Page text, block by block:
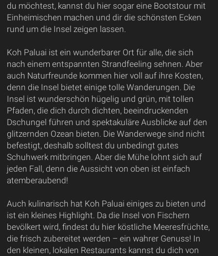
du möchtest, kannst du hier sogar eine Bootstour mit
Einheimischen machen und dir die schönsten Ecken
rund um die Insel zeigen lassen.
Koh Paluai ist ein wunderbarer Ort für alle, die sich
nach einem entspannten Strandfeeling sehnen. Aber
auch Naturfreunde kommen hier voll auf ihre Kosten,
denn die Insel bietet einige tolle Wanderungen. Die
Insel ist wunderschön hügelig und grün, mit tollen
Pfaden, die dich durch dichten, beeindruckenden
Dschungel führen und spektakuläre Ausblicke auf den
glitzernden Ozean bieten. Die Wanderwege sind nicht
befestigt, deshalb solltest du unbedingt gutes
Schuhwerk mitbringen. Aber die Mühe lohnt sich auf
jeden Fall, denn die Aussicht von oben ist einfach
atemberaubend!
Auch kulinarisch hat Koh Paluai einiges zu bieten und
ist ein kleines Highlight. Da die Insel von Fischern
bevölkert wird, findest du hier köstliche Meeresfrüchte,
die frisch zubereitet werden – ein wahrer Genuss! In
den kleinen, lokalen Restaurants kannst du dich von